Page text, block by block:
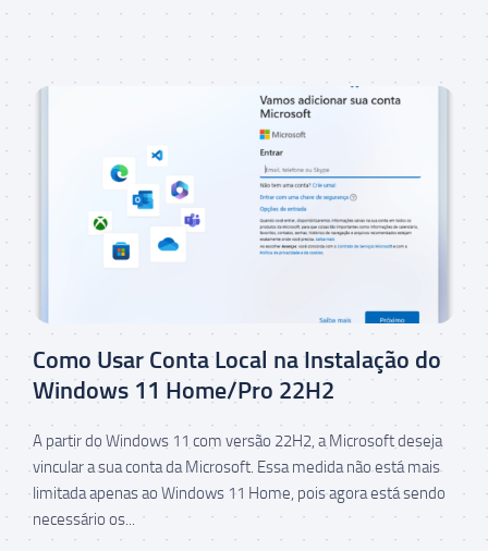
Como Usar Conta Local na Instalação do
Windows 11 Home/Pro 22H2
A partir do Windows 11 com versão 22H2, a Microsoft deseja
vincular a sua conta da Microsoft. Essa medida não está mais
limitada apenas ao Windows 11 Home, pois agora está sendo
necessário os...